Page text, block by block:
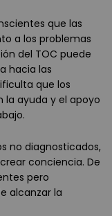
que las
a los problemas
del TOC puede
hacia las
que los
la ayuda y el apoyo
no diagnosticados,
conciencia. De
pero
alcanzar la